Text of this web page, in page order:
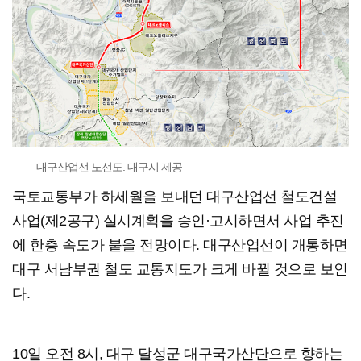
대구산업선 노선도. 대구시 제공
국토교통부가 하세월을 보내던 대구산업선 철도건설
사업(제2공구) 실시계획을 승인·고시하면서 사업 추진
에 한층 속도가 붙을 전망이다. 대구산업선이 개통하면
대구 서남부권 철도 교통지도가 크게 바뀔 것으로 보인
다.
10일 오전 8시, 대구 달성군 대구국가산단으로 향하는